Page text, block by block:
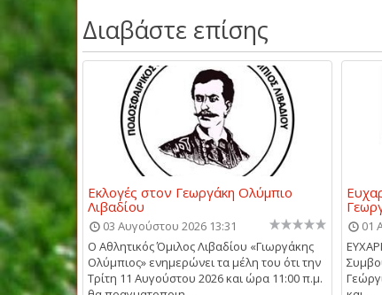
Διαβάστε επίσης
Εκλογές στον Γεωργάκη Ολύμπιο
Λιβαδίου
03 Αυγούστου 2026 13:31
Ο Αθλητικός Όμιλος Λιβαδίου «Γιωργάκης
Ολύμπιος» ενημερώνει τα μέλη του ότι την
Τρίτη 11 Αυγούστου 2026 και ώρα 11:00 π.μ.
01